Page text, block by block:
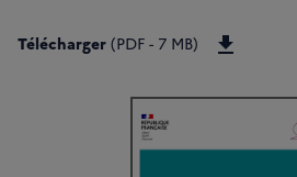
Télécharger (PDF - 7 MB)